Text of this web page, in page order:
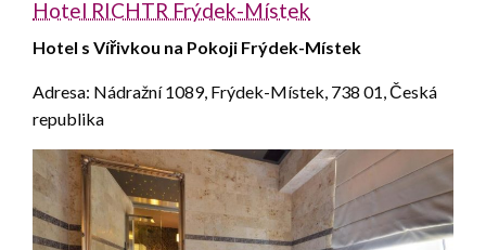
Hotel RICHTR Frýdek-Místek
Hotel s Vířivkou na Pokoji Frýdek-Místek
Adresa: Nádražní 1089, Frýdek-Místek, 738 01, Česká
republika